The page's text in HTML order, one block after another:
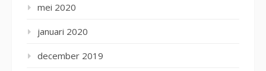
mei 2020
januari 2020
december 2019